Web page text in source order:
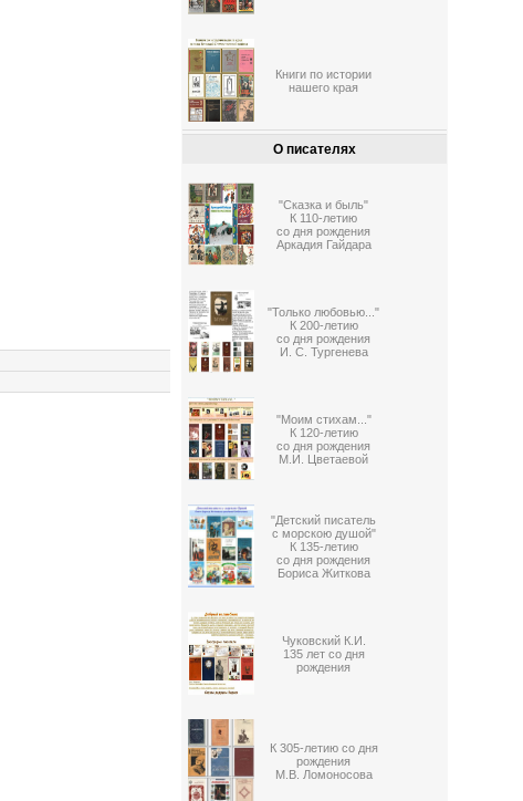
Книги по истории
нашего края
О писателях
"Сказка и быль"
К 110-летию
со дня рождения
Аркадия Гайдара
"Только любовью..."
К 200-летию
со дня рождения
И. С. Тургенева
"Моим стихам..."
К 120-летию
со дня рождения
М.И. Цветаевой
"Детский писатель
с морскою душой"
К 135-летию
со дня рождения
Бориса Житкова
Чуковский К.И.
135 лет со дня
рождения
К 305-летию со дня
рождения
М.В. Ломоносова